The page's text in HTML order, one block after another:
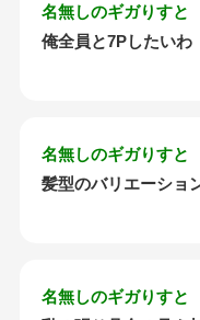
名無しのギガりすと
俺全員と7Pしたいわ
名無しのギガりすと
髪型のバリエーショ
名無しのギガりすと